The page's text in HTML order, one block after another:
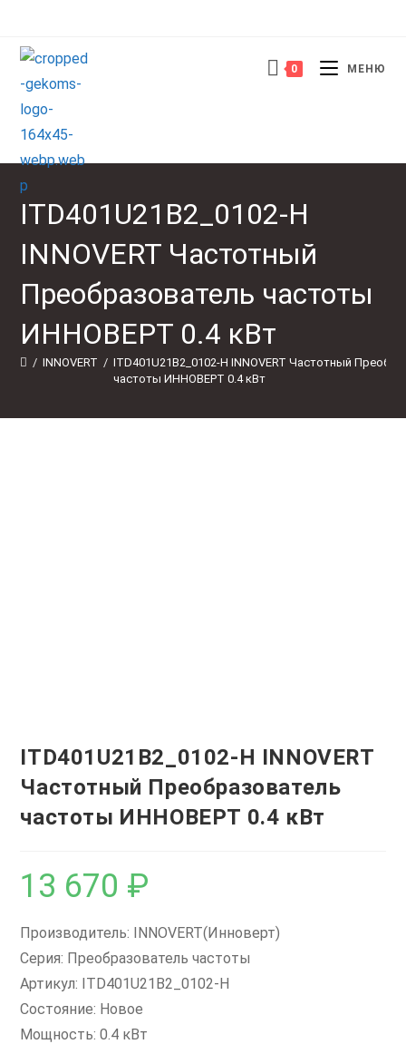
содержимому
0 МЕНЮ
ITD401U21B2_0102-H
INNOVERT Частотный
Преобразователь частоты
ИННОВЕРТ 0.4 кВт
/ INNOVERT / ITD401U21B2_0102-H INNOVERT Частотный
частоты ИННОВЕРТ 0.4 кВт
ITD401U21B2_0102-H INNOVERT
Частотный Преобразователь
частоты ИННОВЕРТ 0.4 кВт
13 670 ₽
Производитель: INNOVERT(Инноверт)
Серия: Преобразователь частоты
Артикул: ITD401U21B2_0102-H
Состояние: Новое
Мощность: 0.4 кВт